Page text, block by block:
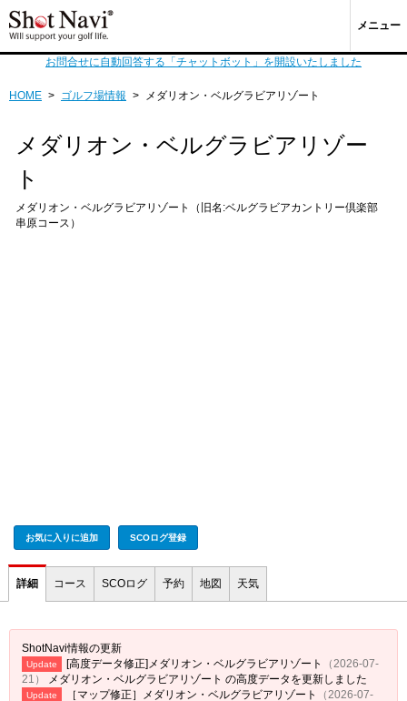
メニュー
お問合せに自動回答する「チャットボット」を開設いたしました
HOME > ゴルフ場情報 > メダリオン・ベルグラビアリゾート
メダリオン・ベルグラビアリゾー
ト
メダリオン・ベルグラビアリゾート（旧名:ベルグラビアカントリー倶楽部
串原コース）
お気に入りに追加 SCOログ登録
詳細 コース SCOログ 予約 地図 天気
ShotNavi情報の更新
Update [高度データ修正]メダリオン・ベルグラビアリゾート
（2026-07-
21）
メダリオン・ベルグラビアリゾート の高度データを更新しました
Update ［マップ修正］メダリオン・ベルグラビアリゾート
（2026-07-